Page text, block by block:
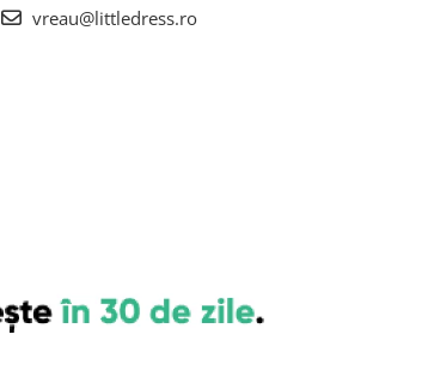
vreau@littledress.ro